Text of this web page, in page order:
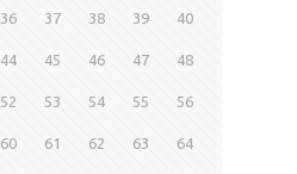
36 37 38 39 40
44 45 46 47 48
52 53 54 55 56
60 61 62 63 64